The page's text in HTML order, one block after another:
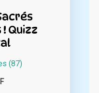
Quizz
(87)